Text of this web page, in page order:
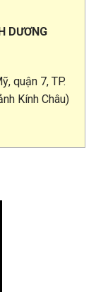
DƯƠNG
quận 7, TP.
Kính Châu)